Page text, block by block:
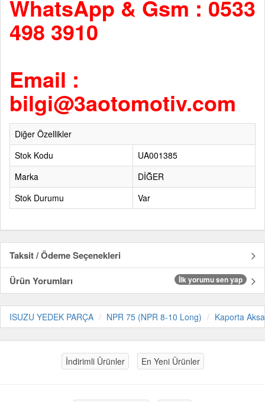
WhatsApp & Gsm : 0533
498 3910
Email :
bilgi@3aotomotiv.com
Diğer Özellikler
Stok Kodu
UA001385
Marka
DİĞER
Stok Durumu
Var
Taksit / Ödeme Seçenekleri
Ürün Yorumları
İlk yorumu sen yap
ISUZU YEDEK PARÇA NPR 75 (NPR 8-10 Long) Kaporta
İndirimli Ürünler En Yeni Ürünler